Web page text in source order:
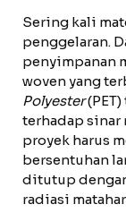
Sering kali
penggelaran.
penyimpanan
woven yang
Polyester
terhadap sinar
proyek harus
bersentuhan
ditutup
radiasi